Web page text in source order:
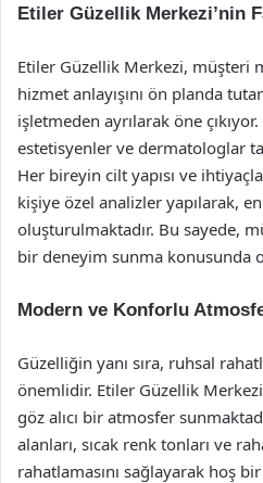
Etiler Güzellik Merkezi’nin
Etiler Güzellik Merkezi, müşteri
hizmet anlayışını ön planda
işletmeden ayrılarak öne
estetisyenler ve dermatologlar
Her bireyin cilt yapısı ve
kişiye özel analizler yapılarak,
oluşturulmaktadır. Bu sayede,
bir deneyim sunma konusunda
Modern ve Konforlu
Güzelliğin yanı sıra, ruhsal
önemlidir. Etiler Güzellik
göz alıcı bir atmosfer
alanları, sıcak renk tonları ve
rahatlamasını sağlayarak hoş